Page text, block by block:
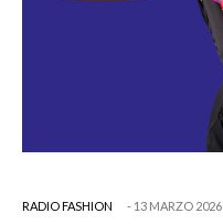
RADIO FASHION 13 MARZO 2026